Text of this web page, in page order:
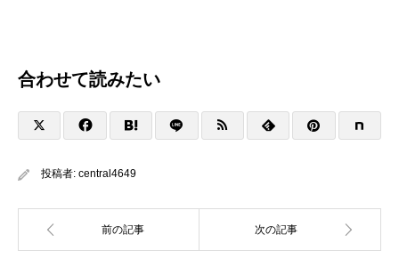
合わせて読みたい
投稿者: central4649